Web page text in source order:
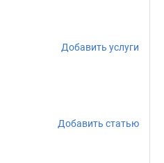
Добавить услуги
Добавить статью